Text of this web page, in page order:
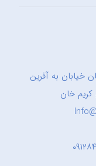
خیابان به آفرین